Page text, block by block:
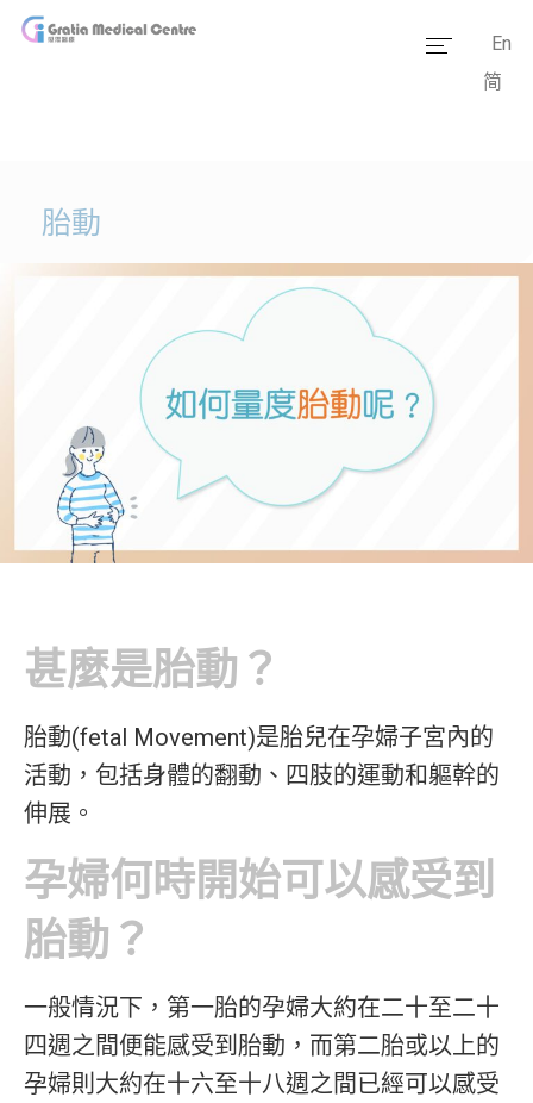
醫學資訊
套餐價格
醫療設備
En
简
胎動
甚麼是胎動？
胎動(fetal Movement)是胎兒在孕婦子宮內的
活動，包括身體的翻動、四肢的運動和軀幹的
伸展。
孕婦何時開始可以感受到
胎動？
一般情況下，第一胎的孕婦大約在二十至二十
四週之間便能感受到胎動，而第二胎或以上的
孕婦則大約在十六至十八週之間已經可以感受